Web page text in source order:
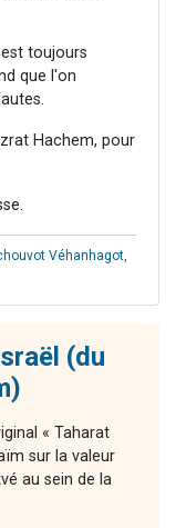
toujours
que l'on
Hachem, pour
Véhanhagot,
(du
« Taharat
sur la valeur
au sein de la